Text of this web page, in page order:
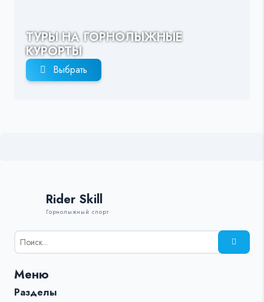
ТУРЫ НА ГОРНОЛЫЖНЫЕ
КУРОРТЫ
Выбрать
Rider Skill
Горнолыжный спорт
Результаты
поиска
%s:
Меню
Разделы